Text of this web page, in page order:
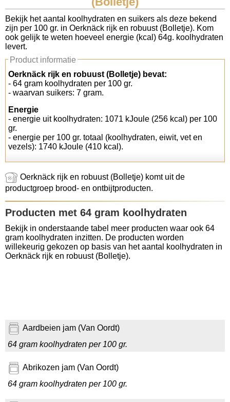
Koolhydraten tellen
Links
Bekijk het aantal koolhydraten en suikers als deze bekend
zijn per 100 gr. in Oerknäck rijk en robuust (Bolletje). Kom
ook gelijk te weten hoeveel energie (kcal) 64g. koolhydraten
levert.
Product informatie
Oerknäck rijk en robuust (Bolletje) bevat:
- 64 gram koolhydraten per 100 gr.
- waarvan suikers: 7 gram.
Energie
- energie uit koolhydraten: 1071 kJoule (256 kcal) per 100
gr.
- energie per 100 gr. totaal (koolhydraten, eiwit, vet en
vezels): 1740 kJoule (410 kcal).
Oerknäck rijk en robuust (Bolletje) komt uit de
productgroep brood- en ontbijtproducten.
Producten met 64 gram koolhydraten
Bekijk in onderstaande tabel meer producten waar ook 64
gram koolhydraten inzitten. De producten worden
willekeurig gekozen op basis van het aantal koolhydraten in
Oerknäck rijk en robuust (Bolletje).
Aardbeien jam (Van Oordt)
64 gram koolhydraten per 100 gr.
Abrikozen jam (Van Oordt)
64 gram koolhydraten per 100 gr.